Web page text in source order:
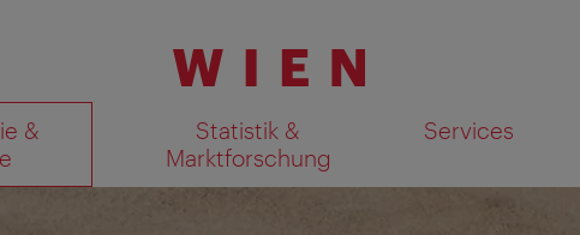
&
Statistik &
Marktforschung
Services